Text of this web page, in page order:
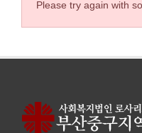
Please try again with